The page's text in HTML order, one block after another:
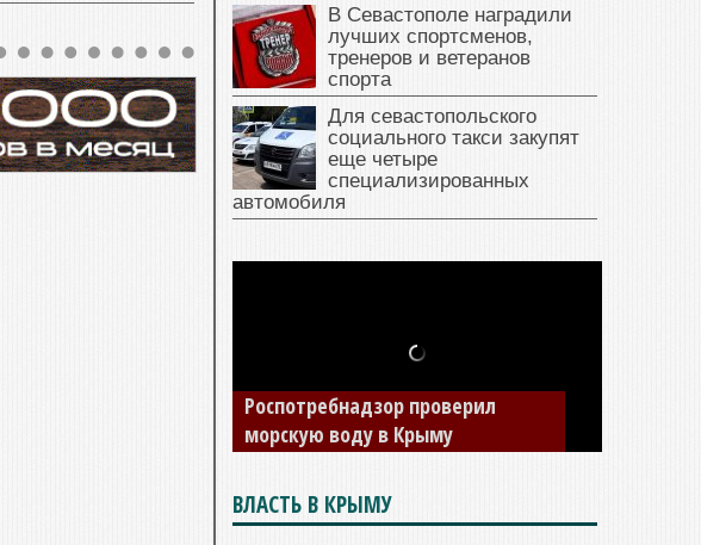
В Севастополе наградили
лучших спортсменов,
тренеров и ветеранов
спорта
Для севастопольского
социального такси закупят
еще четыре
специализированных
автомобиля
Роспотребнадзор проверил
морскую воду в Крыму
автомобиль — накопил долги по
штрафам ГИБДД
ВЛАСТЬ В КРЫМУ